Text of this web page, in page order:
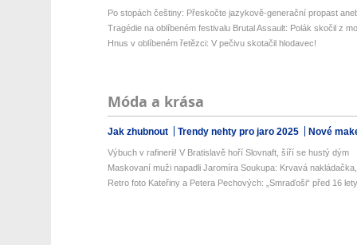
Po stopách češtiny: Přeskočte jazykově-generační propast
Tragédie na oblíbeném festivalu Brutal Assault: Polák skočil z
Hnus v oblíbeném řetězci: V pečivu skotačil hlodavec!
Móda a krása
Jak zhubnout Trendy nehty pro jaro 2025 Nové
Výbuch v rafinerii! V Bratislavě hoří Slovnaft, šíří se hustý dým
Maskovaní muži napadli Jaromíra Soukupa: Krvavá
Retro foto Kateřiny a Petera Pechových: „Smraďoši“ před 16 lety